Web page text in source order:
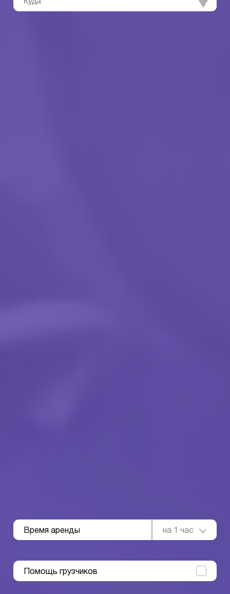
Время аренды на 1 час
Помощь грузчиков